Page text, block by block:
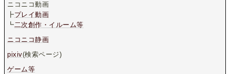
ニコニコ動画
┣プレイ動画
┗二次創作・イルーム等
ニコニコ静画
pixiv(検索ページ)
ゲーム等